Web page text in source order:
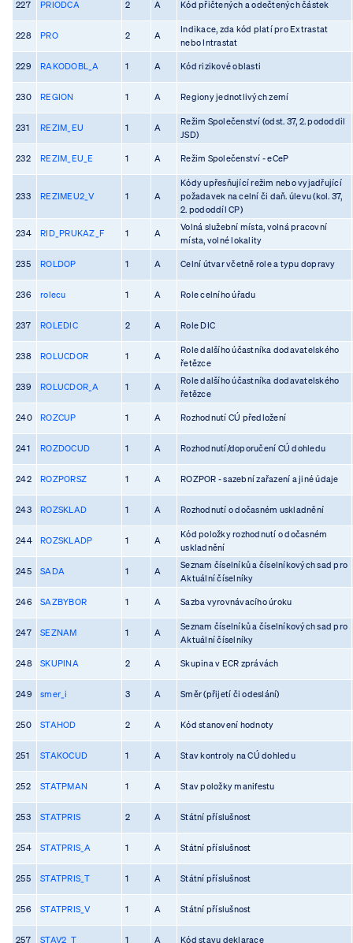
227 PRIODCA 2 A Kód přičtených a odečtených částek
228 PRO 2 A
Indikace, zda kód platí pro Extrastat
nebo Intrastat
229 RAKODOBL_A 1 A Kód rizikové oblasti
230 REGION 1 A Regiony jednotlivých zemí
231 REZIM_EU 1 A
Režim Společenství (odst. 37, 2. pododdil
JSD)
232 REZIM_EU_E 1 A Režim Společenství - eCeP
233 REZIMEU2_V 1 A
Kódy upřesňující režim nebo vyjadřující
požadavek na celní či daň. úlevu (kol. 37,
2. pododdíl CP)
234 RID_PRUKAZ_F 1 A
Volná služební místa, volná pracovní
místa, volné lokality
235 ROLDOP 1 A Celní útvar včetně role a typu dopravy
236 rolecu 1 A Role celního úřadu
237 ROLEDIC 2 A Role DIC
238 ROLUCDOR 1 A
Role dalšího účastníka dodavatelského
řetězce
239 ROLUCDOR_A 1 A
Role dalšího účastníka dodavatelského
řetězce
240 ROZCUP 1 A Rozhodnutí CÚ předložení
241 ROZDOCUD 1 A Rozhodnutí/doporučení CÚ dohledu
242 ROZPORSZ 1 A ROZPOR - sazební zařazení a jiné údaje
243 ROZSKLAD 1 A Rozhodnutí o dočasném uskladnění
244 ROZSKLADP 1 A
Kód položky rozhodnutí o dočasném
uskladnění
245 SADA 1 A
Seznam číselníků a číselníkových sad pro
Aktuální číselníky
246 SAZBYBOR 1 A Sazba vyrovnávacího úroku
247 SEZNAM 1 A
Seznam číselníků a číselníkových sad pro
Aktuální číselníky
248 SKUPINA 2 A Skupina v ECR zprávách
249 smer_i 3 A Směr (přijetí či odeslání)
250 STAHOD 2 A Kód stanovení hodnoty
251 STAKOCUD 1 A Stav kontroly na CÚ dohledu
252 STATPMAN 1 A Stav položky manifestu
253 STATPRIS 2 A Státní příslušnost
254 STATPRIS_A 1 A Státní příslušnost
255 STATPRIS_T 1 A Státní příslušnost
256 STATPRIS_V 1 A Státní příslušnost
257 STAV2_T 1 A Kód stavu deklarace